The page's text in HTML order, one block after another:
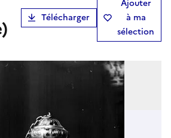
Télécharger
Ajouter
à ma
sélection